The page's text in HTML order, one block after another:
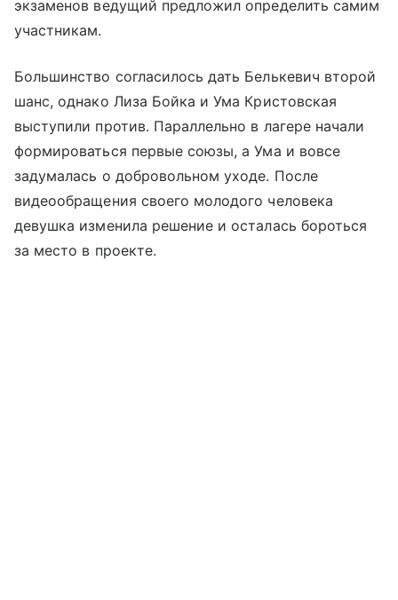
экзаменов ведущий предложил определить самим
участникам.
Большинство согласилось дать Белькевич второй
шанс, однако Лиза Бойка и Ума Кристовская
выступили против. Параллельно в лагере начали
формироваться первые союзы, а Ума и вовсе
задумалась о добровольном уходе. После
видеообращения своего молодого человека
девушка изменила решение и осталась бороться
за место в проекте.